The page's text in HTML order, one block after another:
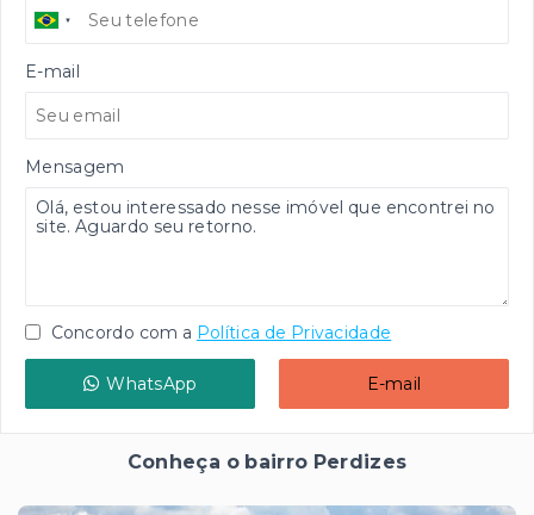
E-mail
Mensagem
Concordo com a Política de Privacidade
WhatsApp E-mail
Conheça o bairro Perdizes